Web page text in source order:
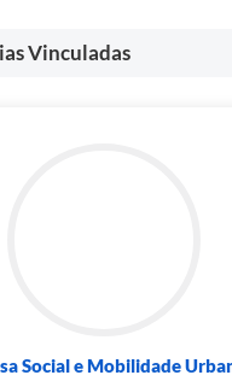
Vinculadas
Social e Mobilidade